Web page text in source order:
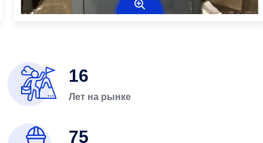
16
Лет на рынке
75